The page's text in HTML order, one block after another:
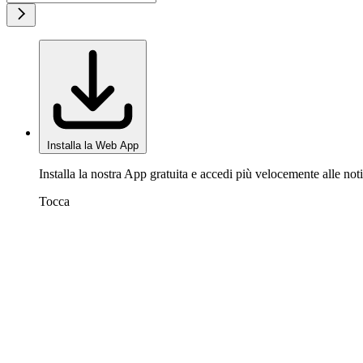
Installa la Web App
Installa la nostra App gratuita e accedi più velocemente alle
Tocca